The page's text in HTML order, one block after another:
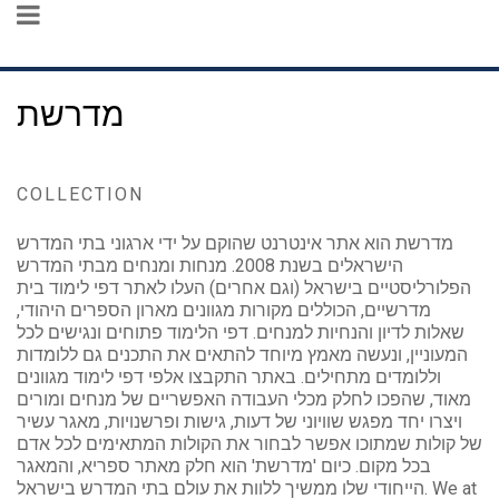
מדרשת
COLLECTION
מדרשת הוא אתר אינטרנט שהוקם על ידי ארגוני בתי המדרש
הישראלים בשנת 2008. מנחות ומנחים מבתי המדרש
הפלורליסטיים בישראל (וגם אחרים) העלו לאתר דפי לימוד בית
מדרשיים, הכוללים מקורות מגוונים מארון הספרים היהודי,
שאלות לדיון והנחיות למנחים. דפי הלימוד פתוחים ונגישים לכל
המעוניין, ונעשה מאמץ מיוחד להתאים את התכנים גם ללומדות
וללומדים מתחילים. באתר התקבצו אלפי דפי לימוד מגוונים
מאוד, שהפכו לחלק מכלי העבודה האפשריים של מנחים ומורים
ויצרו יחד מפגש שוויוני של דעות, גישות ופרשנויות, מאגר עשיר
של קולות שמתוכו אפשר לבחור את הקולות המתאימים לכל אדם
בכל מקום. כיום 'מדרשת' הוא חלק מאתר ספריא, והמאגר
הייחודי שלו ממשיך ללוות את עולם בתי המדרש בישראל. We at